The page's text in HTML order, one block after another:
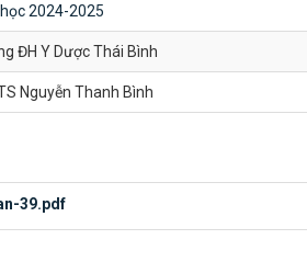
2024-2025
ĐH Y Dược Thái Bình
Nguyễn Thanh Bình
39.pdf